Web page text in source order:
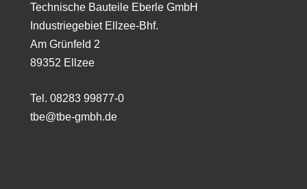
Technische Bauteile Eberle GmbH
Industriegebiet Ellzee-Bhf.
Am Grünfeld 2
89352 Ellzee
Tel. 08283 99877-0
tbe@tbe-gmbh.de